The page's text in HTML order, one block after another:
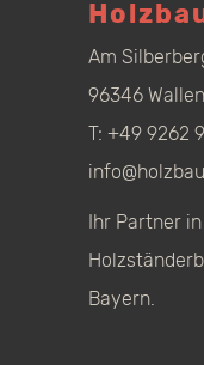
Am
96346
T: +49 9262
Ihr Partner
Bayern.